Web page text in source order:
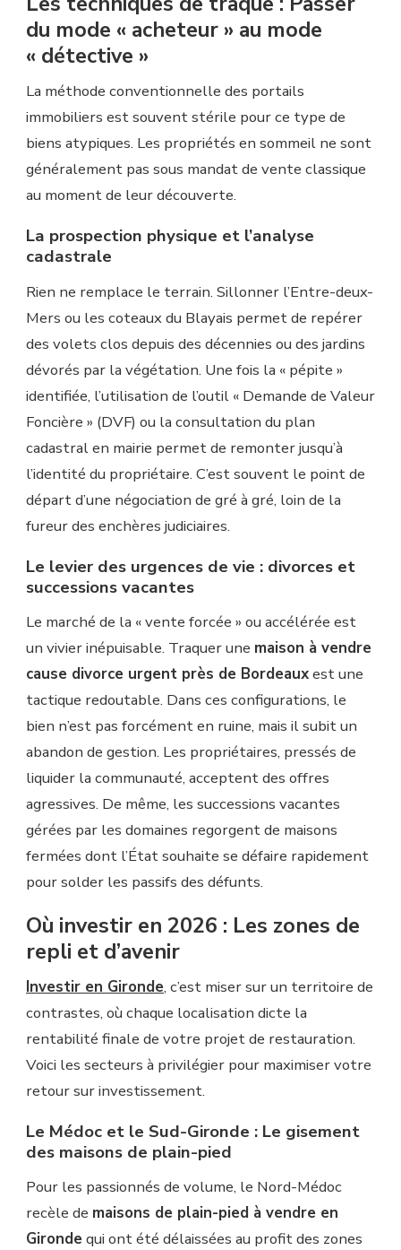
du mode « acheteur » au mode
« détective »
La méthode conventionnelle des portails
immobiliers est souvent stérile pour ce type de
biens atypiques. Les propriétés en sommeil ne sont
généralement pas sous mandat de vente classique
au moment de leur découverte.
La prospection physique et l’analyse
cadastrale
Rien ne remplace le terrain. Sillonner l’Entre-deux-
Mers ou les coteaux du Blayais permet de repérer
des volets clos depuis des décennies ou des jardins
dévorés par la végétation. Une fois la « pépite »
identifiée, l’utilisation de l’outil « Demande de Valeur
Foncière » (DVF) ou la consultation du plan
cadastral en mairie permet de remonter jusqu’à
l’identité du propriétaire. C’est souvent le point de
départ d’une négociation de gré à gré, loin de la
fureur des enchères judiciaires.
Le levier des urgences de vie : divorces et
successions vacantes
Le marché de la « vente forcée » ou accélérée est
un vivier inépuisable. Traquer une maison à vendre
cause divorce urgent près de Bordeauxest une
tactique redoutable. Dans ces configurations, le
bien n’est pas forcément en ruine, mais il subit un
abandon de gestion. Les propriétaires, pressés de
liquider la communauté, acceptent des offres
agressives. De même, les successions vacantes
gérées par les domaines regorgent de maisons
fermées dont l’État souhaite se défaire rapidement
pour solder les passifs des défunts.
Où investir en 2026 : Les zones de
repli et d’avenir
Investir en Gironde, c’est miser sur un territoire de
contrastes, où chaque localisation dicte la
rentabilité finale de votre projet de restauration.
Voici les secteurs à privilégier pour maximiser votre
retour sur investissement.
Le Médoc et le Sud-Gironde : Le gisement
des maisons de plain-pied
Pour les passionnés de volume, le Nord-Médoc
recèle de maisons de plain-pied à vendre en
Gironde qui ont été délaissées au profit des zones